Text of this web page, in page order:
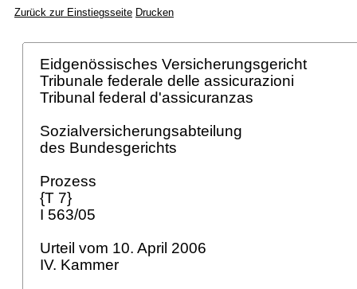
Zurück zur Einstiegsseite Drucken
Eidgenössisches Versicherungsgericht
Tribunale federale delle assicurazioni
Tribunal federal d'assicuranzas
Sozialversicherungsabteilung
des Bundesgerichts
Prozess
{T 7}
I 563/05
Urteil vom 10. April 2006
IV. Kammer